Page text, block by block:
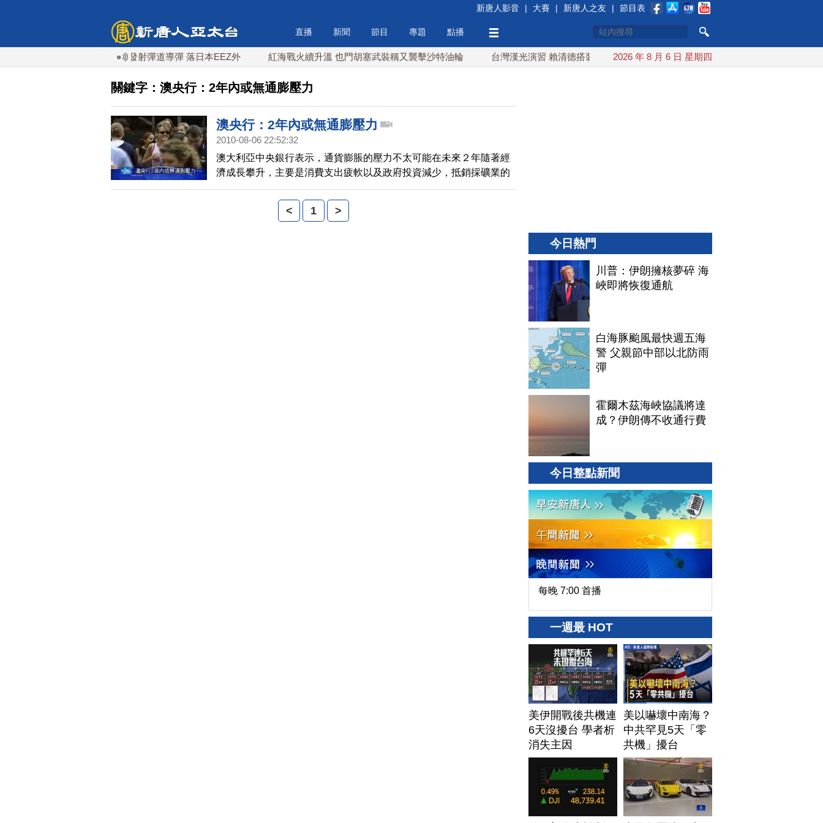
新唐人影音 | 大賽 | 新唐人之友 | 節目表
直播 新聞 節目 專題 點播
今年第6次！朝鮮發射彈道導彈 落日本EEZ外 紅海戰火續升溫 也門胡塞武裝稱又襲擊沙特油輪 台灣漢光演習 賴清德搭裝甲車進駐衡山指揮所 AIT公開台美海巡合作 余茂春：
2026 年 8 月 6 日 星期四
關鍵字：澳央行：2年內或無通膨壓力
澳央行：2年內或無通膨壓力
2010-08-06 22:52:32
澳大利亞中央銀行表示，通貨膨脹的壓力不太可能在未來２年隨著經
濟成長攀升，主要是消費支出疲軟以及政府投資減少，抵銷採礦業的
部分成長力道。
< 1 >
今日熱門
川普：伊朗擁核夢碎 海
峽即將恢復通航
白海豚颱風最快週五海
警 父親節中部以北防雨
彈
霍爾木茲海峽協議將達
成？伊朗傳不收通行費
今日整點新聞
每晚 7:00 首播
一週最 HOT
美伊開戰後共機連
6天沒擾台 學者析
消失主因
美以嚇壞中南海？
中共罕見5天「零
共機」擾台